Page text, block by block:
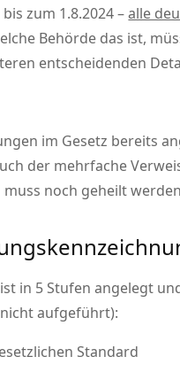
zum 1.8.2024 –alle
Behörde das ist,
entscheidenden
im Gesetz bereits
der mehrfache
noch geheilt
in 5 Stufen angelegt
aufgeführt):
Standard